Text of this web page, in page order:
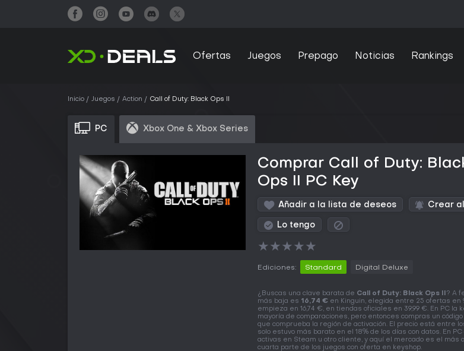
Ofertas Juegos Prepago Noticias Rankings
Inicio Juegos Action Call of Duty: Black Ops II
PC Xbox One & Xbox Series
Comprar Call of Duty:
Ops II PC Key
Añadir a la lista de deseos Crear
Lo tengo
★★★★★
Ediciones: Standard Digital Deluxe
¿Buscas una clave barata de Call of Duty: Black Ops II ? A
más baja es 16,74 € en Kinguin, elegida entre 25 ofertas en
empieza en 16,74 €, en tiendas oficiales en 39,99 €. En PC la
mayoría de comparaciones, pero entonces compras un
que comprueba la región de activación. El precio está entre
solo estuvo más barato en el 18% de los días con datos. En
activas en Steam u otro cliente, y aquí el mercado es el más
cuarta parte de los juegos con oferta en keyshop.